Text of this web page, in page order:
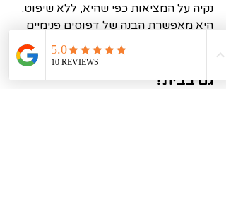
נקיה על המציאות כפי שהיא, ללא שיפוט.
היא מאפשרת הבנה של דפוסים פנימיים
האם ניתן לתרגל ויפאסנה מומלץ
גם בבית?